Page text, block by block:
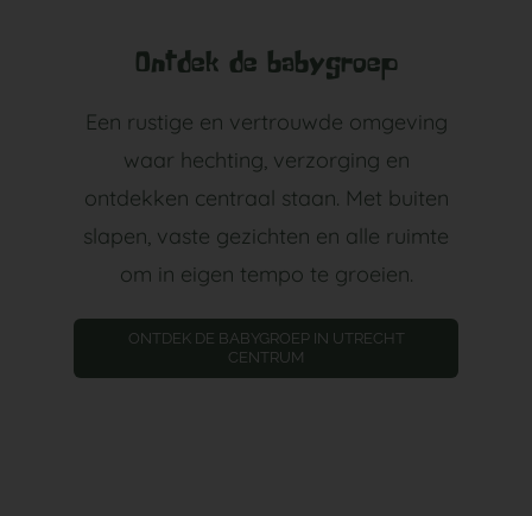
Ontdek de babygroep
Een rustige en vertrouwde omgeving
waar hechting, verzorging en
ontdekken centraal staan. Met buiten
slapen, vaste gezichten en alle ruimte
om in eigen tempo te groeien.
ONTDEK DE BABYGROEP IN UTRECHT
CENTRUM